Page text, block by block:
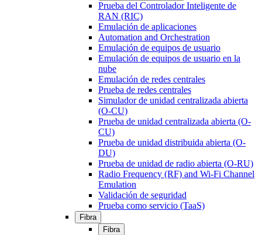
Prueba del Controlador Inteligente de
RAN (RIC)
Emulación de aplicaciones
Automation and Orchestration
Emulación de equipos de usuario
Emulación de equipos de usuario en la
nube
Emulación de redes centrales
Prueba de redes centrales
Simulador de unidad centralizada abierta
(O-CU)
Prueba de unidad centralizada abierta (O-
CU)
Prueba de unidad distribuida abierta (O-
DU)
Prueba de unidad de radio abierta (O-RU)
Radio Frequency (RF) and Wi-Fi Channel
Emulation
Validación de seguridad
Prueba como servicio (TaaS)
Fibra
Fibra